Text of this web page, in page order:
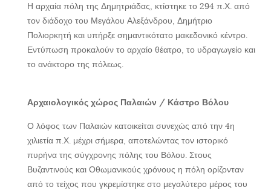
Η αρχαία πόλη της Δημητριάδας, κτίστηκε το 294 π.Χ. από
τον διάδοχο του Μεγάλου Αλεξάνδρου, Δημήτριο
Πολιορκητή και υπήρξε σημαντικότατο μακεδονικό κέντρο.
Εντύπωση προκαλούν το αρχαίο θέατρο, το υδραγωγείο και
το ανάκτορο της πόλεως.
Αρχαιολογικός χώρος Παλαιών / Κάστρο Βόλου
Ο λόφος των Παλαιών κατοικείται συνεχώς από την 4η
χιλιετία π.Χ. μέχρι σήμερα, αποτελώντας τον ιστορικό
πυρήνα της σύγχρονης πόλης του Βόλου. Στους
Βυζαντινούς και Οθωμανικούς χρόνους η πόλη ορίζονταν
από το τείχος που γκρεμίστηκε στο μεγαλύτερο μέρος του